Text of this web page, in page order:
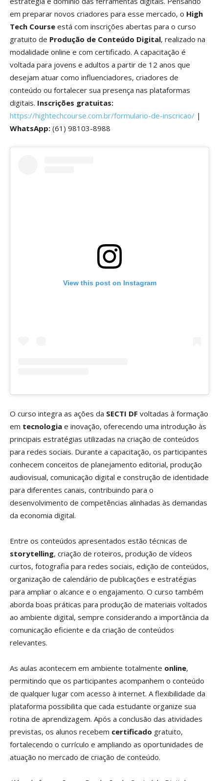
em preparar novos criadores para esse mercado, o High
Tech Course está com inscrições abertas para o curso
gratuito de Produção de Conteúdo Digital, realizado na
modalidade online e com certificado. A capacitação é
voltada para jovens e adultos a partir de 12 anos que
desejam atuar como influenciadores, criadores de
conteúdo ou fortalecer sua presença nas plataformas
digitais. Inscrições gratuitas:
https://hightechcourse.com.br/formulario-de-inscricao/ |
WhatsApp: (61) 98103-8988
View this post on Instagram
O curso integra as ações da SECTI DF voltadas à formação
em tecnologia e inovação, oferecendo uma introdução às
principais estratégias utilizadas na criação de conteúdos
para redes sociais. Durante a capacitação, os participantes
conhecem conceitos de planejamento editorial, produção
audiovisual, comunicação digital e construção de identidade
para diferentes canais, contribuindo para o
desenvolvimento de competências alinhadas às demandas
da economia digital.
Entre os conteúdos apresentados estão técnicas de
storytelling, criação de roteiros, produção de vídeos
curtos, fotografia para redes sociais, edição de conteúdos,
organização de calendário de publicações e estratégias
para ampliar o alcance e o engajamento. O curso também
aborda boas práticas para produção de materiais voltados
ao ambiente digital, sempre considerando a importância da
comunicação eficiente e da criação de conteúdos
relevantes.
As aulas acontecem em ambiente totalmente online,
permitindo que os participantes acompanhem o conteúdo
de qualquer lugar com acesso à internet. A flexibilidade da
plataforma possibilita que cada estudante organize sua
rotina de aprendizagem. Após a conclusão das atividades
previstas, os alunos recebem certificado gratuito,
fortalecendo o currículo e ampliando as oportunidades de
atuação no mercado de criação de conteúdo.